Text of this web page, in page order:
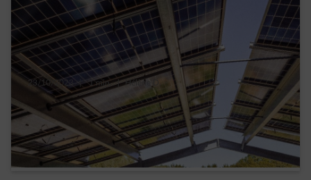
23/10/2023 | 1 min. | Hélène D.
Twee innovatieve technologieën voor
zonnepanelen in uw bedrijf
Meer lezen